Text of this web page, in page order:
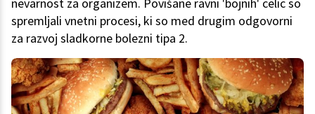
spremljali vnetni procesi, ki so med drugim odgovorni
za razvoj sladkorne bolezni tipa 2.